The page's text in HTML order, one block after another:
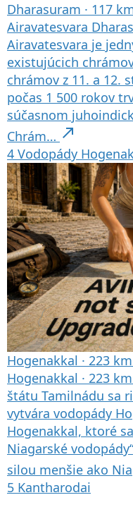
Dharasuram · 117
Airavatesvara
Airavatesvara je
existujúcich
chrámov z 11. a 12.
počas 1 500 rokov
súčasnom
Chrám… north_east
4 Vodopády
Hogenakkal · 223 km
Hogenakkal · 223 km
štátu Tamilnádu sa
vytvára vodopády
Hogenakkal, ktoré
Niagarské
silou menšie ako
5 Kantharodai